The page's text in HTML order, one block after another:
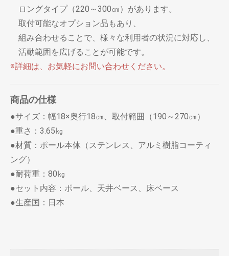
ロングタイプ（220～300㎝）があります。
取付可能なオプション品もあり、
組み合わせることで、様々な利用者の状況に対応し、
活動範囲を広げることが可能です。
※詳細は、お気軽にお問い合わせください。
商品の仕様
●サイズ：幅18×奥行18㎝、取付範囲（190～270㎝）
●重さ：3.65㎏
●材質：ポール本体（ステンレス、アルミ樹脂コーティ
ング）
●耐荷重：80㎏
●セット内容：ポール、天井ベース、床ベース
●生産国：日本